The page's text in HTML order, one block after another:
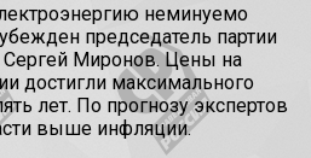
неминуемо
председатель партии
Сергей Миронов. Цены на
достигли максимального
лет. По прогнозу экспертов
выше инфляции.